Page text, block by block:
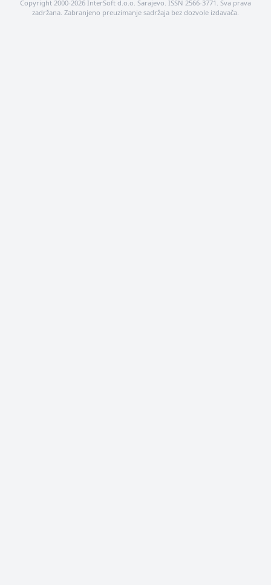
Copyright 2000-2026 InterSoft d.o.o. Sarajevo. ISSN 2566-3771. Sva prava
zadržana. Zabranjeno preuzimanje sadržaja bez dozvole izdavača.